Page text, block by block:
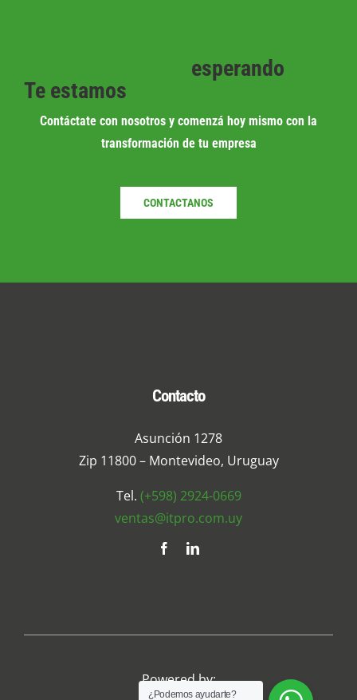
Te estamos
esperando
Contáctate con nosotros y comenzá hoy mismo con la
transformación de tu empresa
CONTACTANOS
Contacto
Asunción 1278
Zip 11800 – Montevideo, Uruguay
Tel. (+598) 2924-0669
ventas@itpro.com.uy
Powered by:
¿Podemos ayudarte?